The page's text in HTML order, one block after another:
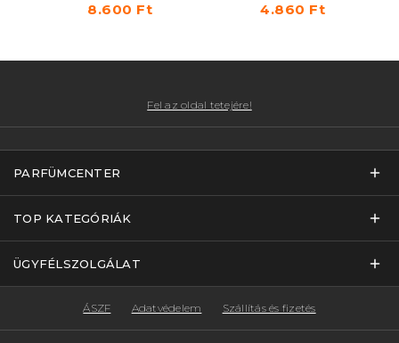
8.600 Ft 4.860 Ft
Fel az oldal tetejére!
PARFÜMCENTER
TOP KATEGÓRIÁK
ÜGYFÉLSZOLGÁLAT
ÁSZF Adatvédelem Szállítás és fizetés